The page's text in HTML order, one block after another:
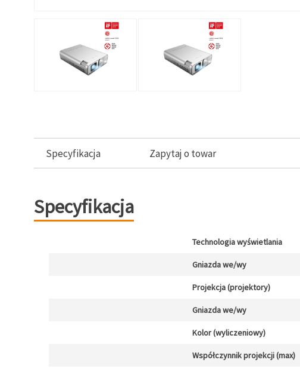
Specyfikacja Zapytaj o towar
Specyfikacja
Technologia wyświetlania
Gniazda we/wy
Projekcja (projektory)
Gniazda we/wy
Kolor (wyliczeniowy)
Współczynnik projekcji (max)